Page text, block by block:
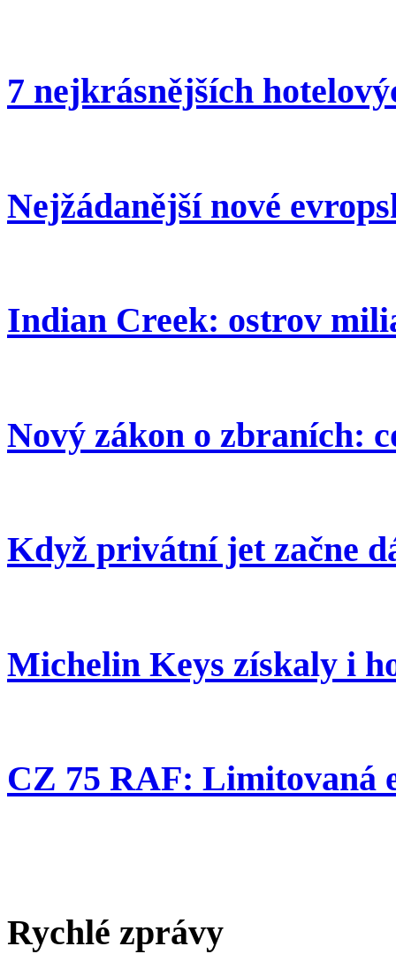
7 nejkrásnějších
Nejžádanější nové
Indian Creek: ostrov
Nový zákon o zbraních:
Když privátní jet začne
Michelin Keys získaly i
CZ 75 RAF: Limitovaná
Rychlé zprávy